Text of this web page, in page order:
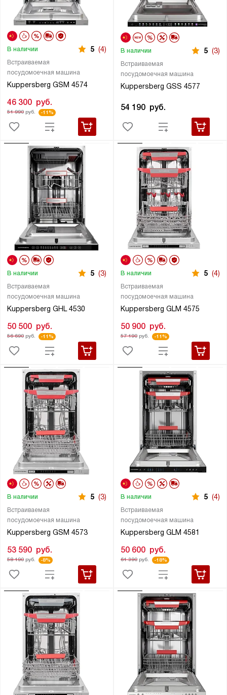
Встраиваемая
посудомоечная машина
Kuppersberg GSM 4574
В наличии 5 (4)
46 300 руб.
51 990руб. -11%
Встраиваемая
посудомоечная машина
Kuppersberg GSS 4577
В наличии 5 (3)
54 190 руб.
Встраиваемая
посудомоечная машина
Kuppersberg GHL 4530
В наличии 5 (3)
50 500 руб.
56 690руб. -11%
Встраиваемая
посудомоечная машина
Kuppersberg GLM 4575
В наличии 5 (4)
50 900 руб.
57 190руб. -11%
Встраиваемая
посудомоечная машина
Kuppersberg GSM 4573
В наличии 5 (3)
53 590 руб.
58 190руб. -8%
Встраиваемая
посудомоечная машина
Kuppersberg GLM 4581
В наличии 5 (4)
50 600 руб.
61 390руб. -18%